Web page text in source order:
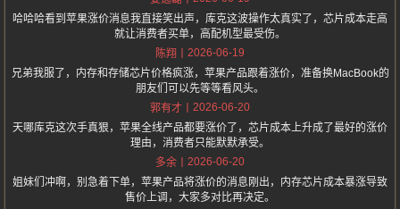
哈哈哈看到苹果涨价消息我直接笑出声，库克这波操作太真实了，芯片成本走高
就让消费者买单，高配机型最受伤。
陈翔
2026-06-19
兄弟我服了，内存和存储芯片价格疯涨，苹果产品跟着涨价，准备换MacBook的
朋友们可以先等等看风头。
郭有才
2026-06-20
天哪库克这次手真狠，苹果全线产品都要涨价了，芯片成本上升成了最好的涨价
理由，消费者只能默默承受。
多余
2026-06-20
姐妹们冲啊，别急着下单，苹果产品将涨价的消息刚出，内存芯片成本暴涨导致
售价上调，大家多对比再决定。